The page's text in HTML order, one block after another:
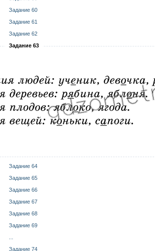
Задание 60
Задание 61
Задание 62
Задание 63
Задание 64
Задание 65
Задание 66
Задание 67
Задание 68
Задание 69
Задание 74